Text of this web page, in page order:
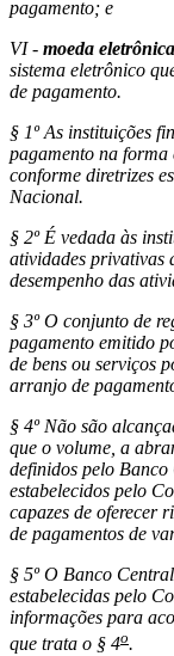
pagamento; e
VI - moeda eletrônica
sistema eletrônico
de pagamento.
§ 1º As instituições
pagamento na forma
conforme diretrizes
Nacional.
§ 2º É vedada às
atividades privativas
desempenho das
§ 3º O conjunto de
pagamento emitido
de bens ou serviços
arranjo de
§ 4º Não são
que o volume, a
definidos pelo
estabelecidos pelo
capazes de oferecer
de pagamentos de
§ 5º O Banco
estabelecidas pelo
informações para
que trata o § 4o.